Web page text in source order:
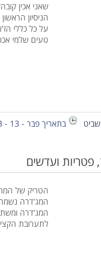
שאני אכין
הניסיון
על כל כללי
טעים שלמי
בתאריך פבר - 13 - 2013
פטריות ועדשים
הטריק של
המג'דרה
המג'דרה
לתערובת